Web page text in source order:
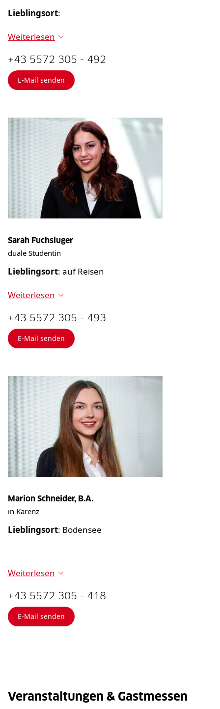
Lieblingsort:
Weiterlesen
+43 5572 305 - 492
E-Mail senden
Sarah Fuchsluger
duale Studentin
Lieblingsort: auf Reisen
Weiterlesen
+43 5572 305 - 493
E-Mail senden
Marion Schneider, B.A.
in Karenz
Lieblingsort: Bodensee
Weiterlesen
+43 5572 305 - 418
E-Mail senden
Veranstaltungen & Gastmessen